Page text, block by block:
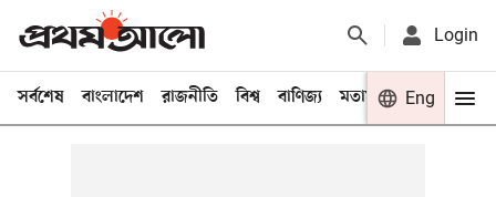
Login
সর্বশেষ বাংলাদেশ রাজনীতি বিশ্ব বাণিজ্য মতামত খেলা
Eng